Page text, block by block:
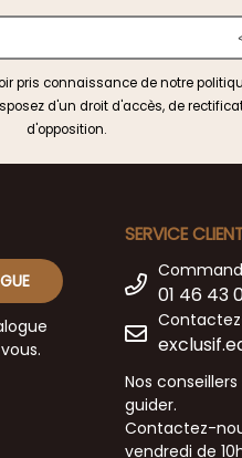
pris connaissance de notre
d'un droit d'accès, de
d'opposition.
SERVICE
01 46 43
Nos
guider.
Contactez-
vendredi de